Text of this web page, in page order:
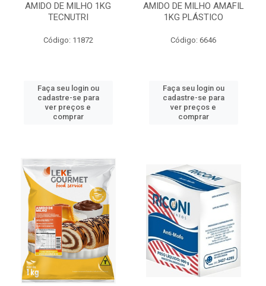
AMIDO DE MILHO 1KG
TECNUTRI
Código: 11872
Faça seu login ou
cadastre-se para
ver preços e
comprar
AMIDO DE MILHO AMAFIL
1KG PLÁSTICO
Código: 6646
Faça seu login ou
cadastre-se para
ver preços e
comprar